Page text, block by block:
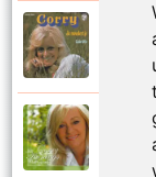
Corry
Je
Corry